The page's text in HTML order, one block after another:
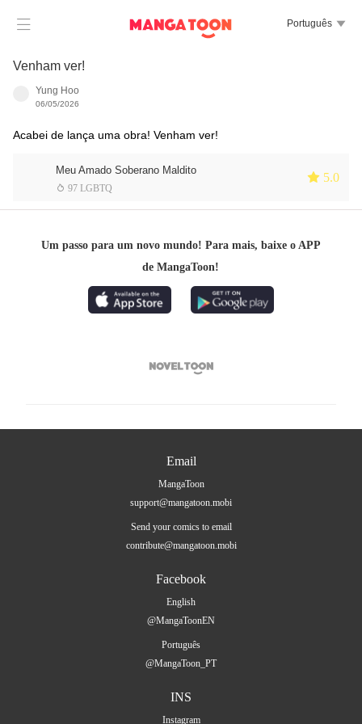
 Português 
Venham ver!
Yung Hoo
06/05/2026
Acabei de lança uma obra! Venham ver!
Meu Amado Soberano Maldito
 97 LGBTQ
 5.0
Um passo para um novo mundo! Para mais, baixe o APP
de MangaToon!

Email
MangaToon
support@mangatoon.mobi
Send your comics to email
contribute@mangatoon.mobi
Facebook
English
@MangaToonEN
Português
@MangaToon_PT
INS
Instagram